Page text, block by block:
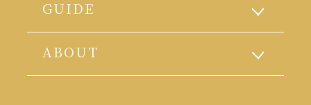
GUIDE
ABOUT